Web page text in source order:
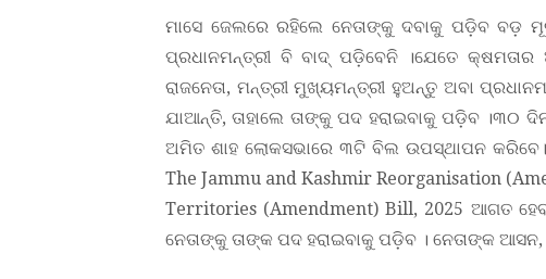
ମାସେ ଜେଲରେ ରହିଲେ ନେତାଙ୍କୁ ଦବାକୁ ପଡ଼ିବ ବଡ଼
ପ୍ରଧାନମନ୍ତ୍ରୀ ବି ବାଦ୍ ପଡ଼ିବେନି ।ଯେତେ
ରାଜନେତା, ମନ୍ତ୍ରୀ ମୁଖ୍ୟମନ୍ତ୍ରୀ ହୁଅନ୍ତୁ ଅବା
ଯାଆନ୍ତି, ତାହାଲେ ତାଙ୍କୁ ପଦ ହରାଇବାକୁ ପଡ଼ିବ
ଅମିତ ଶାହ ଲୋକସଭାରେ ୩ଟି ବିଲ ଉପସ୍ଥାପନ କରିବେ।
The Jammu and Kashmir Reorganisation
Territories (Amendment) Bill, 2025 ଆଗତ
ନେତାଙ୍କୁ ତାଙ୍କ ପଦ ହରାଇବାକୁ ପଡ଼ିବ । ନେତାଙ୍କ ଆସନ,